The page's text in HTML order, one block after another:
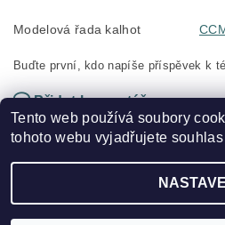
Modelová řada kalhot
Buďte první, kdo napíše příspěvek k
Přidat komentář
2026 ©HOKEJSPORT.CZ,
Tento web používá soubory
tohoto webu vyjadřujete